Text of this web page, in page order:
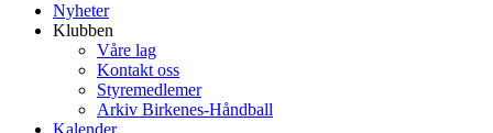
Nyheter
Klubben
Våre lag
Kontakt oss
Styremedlemer
Arkiv Birkenes-Håndball